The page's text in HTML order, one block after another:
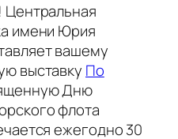
имени Юрия
вашему
выставку По
Дню
флота
ежегодно 30